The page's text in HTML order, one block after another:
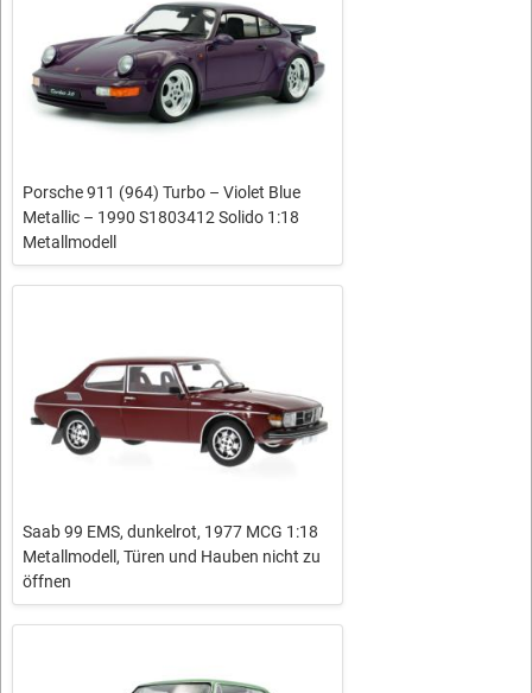
Porsche 911 (964) Turbo – Violet Blue
Metallic – 1990 S1803412 Solido 1:18
Metallmodell
Saab 99 EMS, dunkelrot, 1977 MCG 1:18
Metallmodell, Türen und Hauben nicht zu
öffnen